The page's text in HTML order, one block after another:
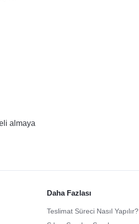
almaya
Daha Fazlası
Teslimat Süreci Nasıl Yapılır?